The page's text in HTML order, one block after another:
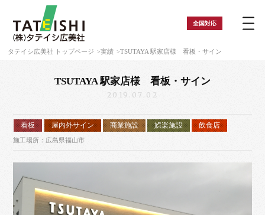
全国対応
タテイシ広美社 トップページ 実績 TSUTAYA 駅家店様 看板・サイン
TSUTAYA 駅家店様 看板・サイン
2019.07.02
看板 屋内外サイン 商業施設 娯楽施設 飲食店
施工場所：広島県福山市